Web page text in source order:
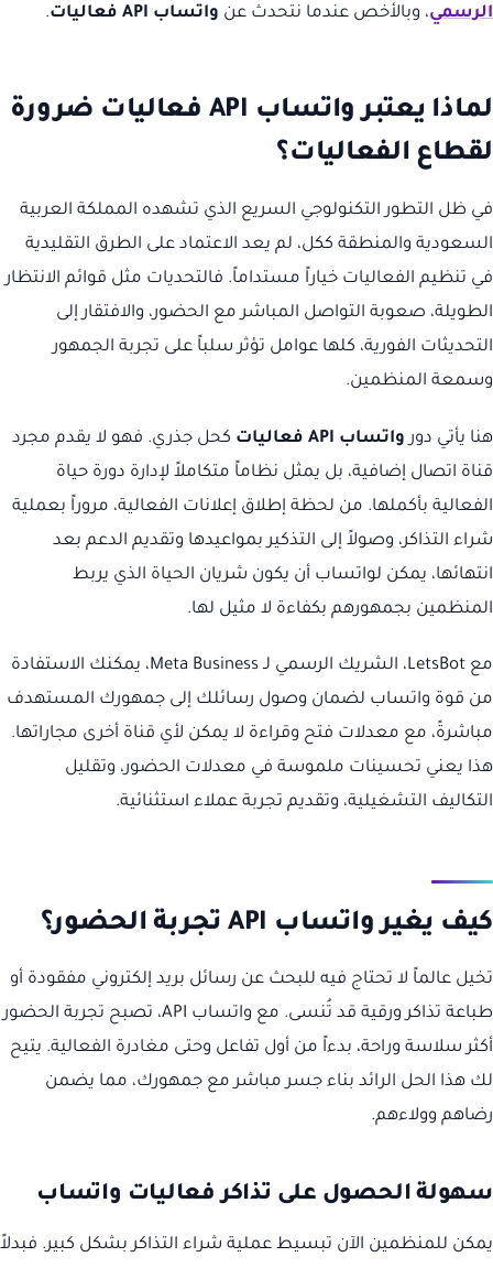
الرسمي، وبالأخص عندما نتحدث عن واتساب API فعاليات .
لماذا يعتبر واتساب API فعاليات ضرورة
لقطاع الفعاليات؟
في ظل التطور التكنولوجي السريع الذي تشهده المملكة العربية
السعودية والمنطقة ككل، لم يعد الاعتماد على الطرق التقليدية
في تنظيم الفعاليات خياراً مستداماً. فالتحديات مثل قوائم الانتظار
الطويلة، صعوبة التواصل المباشر مع الحضور، والافتقار إلى
التحديثات الفورية، كلها عوامل تؤثر سلباً على تجربة الجمهور
وسمعة المنظمين.
هنا يأتي دور واتساب API فعاليات
كحل جذري. فهو لا يقدم مجرد
قناة اتصال إضافية، بل يمثل نظاماً متكاملاً لإدارة دورة حياة
الفعالية بأكملها. من لحظة إطلاق إعلانات الفعالية، مروراً بعملية
شراء التذاكر، وصولاً إلى التذكير بمواعيدها وتقديم الدعم بعد
انتهائها، يمكن لواتساب أن يكون شريان الحياة الذي يربط
المنظمين بجمهورهم بكفاءة لا مثيل لها.
مع LetsBot، الشريك الرسمي لـ Meta Business، يمكنك الاستفادة
من قوة واتساب لضمان وصول رسائلك إلى جمهورك المستهدف
مباشرةً، مع معدلات فتح وقراءة لا يمكن لأي قناة أخرى مجاراتها.
هذا يعني تحسينات ملموسة في معدلات الحضور، وتقليل
التكاليف التشغيلية، وتقديم تجربة عملاء استثنائية.
كيف يغير واتساب API تجربة الحضور؟
تخيل عالماً لا تحتاج فيه للبحث عن رسائل بريد إلكتروني مفقودة أو
طباعة تذاكر ورقية قد تُنسى. مع واتساب API، تصبح تجربة الحضور
أكثر سلاسة وراحة، بدءاً من أول تفاعل وحتى مغادرة الفعالية. يتيح
لك هذا الحل الرائد بناء جسر مباشر مع جمهورك، مما يضمن
رضاهم وولاءهم.
سهولة الحصول على تذاكر فعاليات واتساب
يمكن للمنظمين الآن تبسيط عملية شراء التذاكر بشكل كبير. فبدلاً